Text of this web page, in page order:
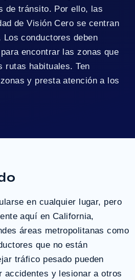
de tránsito. Por ello, las
de Visión Cero se centran
conductores deben
encontrar las zonas que
rutas habituales. Ten
y presta atención a los
en cualquier lugar, pero
aquí en California,
áreas metropolitanas como
que no están
tráfico pesado pueden
accidentes y lesionar a otros